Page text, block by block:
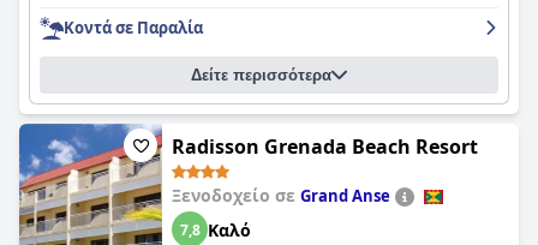
Κοντά σε Παραλία
Δείτε περισσότερα
Radisson Grenada Beach Resort
Ξενοδοχείο σε Grand Anse
7,8 Καλό